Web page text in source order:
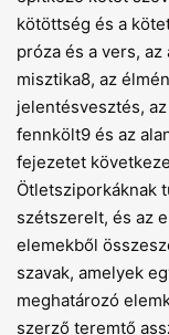
kötöttség és a
próza és a vers,
misztika8, az
jelentésvesztés,
fennkölt9 és az
fejezetet
Ötletsziporkáknak
szétszerelt, és az
elemekből
szavak, amelyek
meghatározó
szerző teremtő